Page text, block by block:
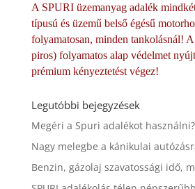
A SPURI üzemanyag adalék
típusú és üzemű belső égésű
folyamatosan, minden tankolásnál!
piros) folyamatos alap védelmet
prémium kényeztetést végez!
Legutóbbi bejegyzések
Megéri a Spuri adalékot használni?
Nagy melegbe a kánikulai
Benzin, gázolaj szavatossági idő,